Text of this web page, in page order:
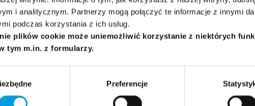
i analitycznym. Partnerzy mogą połączyć te informacje z innymi
podczas korzystania z ich usług.
plików cookie może uniemożliwić korzystanie z niektórych
tym m.in. z formularzy.
Preferencje